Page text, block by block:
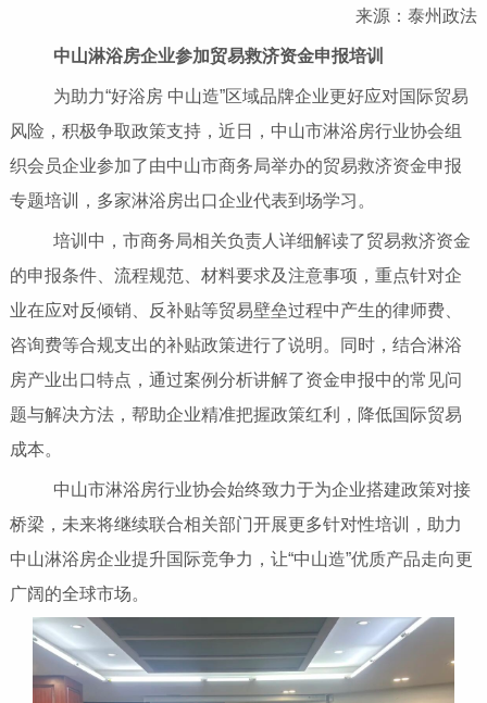
来源：泰州政法
中山淋浴房企业参加贸易救济资金申报培训
为助力“好浴房 中山造”区域品牌企业更好应对国际贸易
风险，积极争取政策支持，近日，中山市淋浴房行业协会组
织会员企业参加了由中山市商务局举办的贸易救济资金申报
专题培训，多家淋浴房出口企业代表到场学习。
培训中，市商务局相关负责人详细解读了贸易救济资金
的申报条件、流程规范、材料要求及注意事项，重点针对企
业在应对反倾销、反补贴等贸易壁垒过程中产生的律师费、
咨询费等合规支出的补贴政策进行了说明。同时，结合淋浴
房产业出口特点，通过案例分析讲解了资金申报中的常见问
题与解决方法，帮助企业精准把握政策红利，降低国际贸易
成本。
中山市淋浴房行业协会始终致力于为企业搭建政策对接
桥梁，未来将继续联合相关部门开展更多针对性培训，助力
中山淋浴房企业提升国际竞争力，让“中山造”优质产品走向更
广阔的全球市场。